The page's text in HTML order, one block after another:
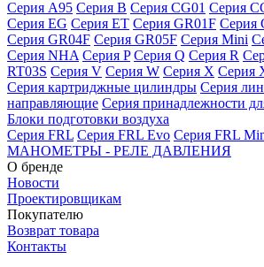
Серия A95 Серия B Серия CG01 Серия
Серия EG Серия ET Серия GR01F Серия
Серия GR04F Серия GR05F Серия Mini
Серия NHA Серия P Серия Q Серия R
RT03S Серия V Серия W Серия X Серия
Серия картриджные цилиндры Серия
направляющие Серия принадлежности
Блоки подготовки воздуха
Серия FRL Серия FRL Evo Серия FRL
МАНОМЕТРЫ - РЕЛЕ ДАВЛЕНИЯ
О бренде
Новости
Проектировщикам
Покупателю
Возврат товара
Контакты